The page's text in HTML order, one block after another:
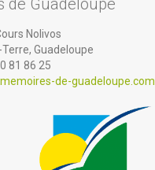
Nolivos
Guadeloupe
81 86 25
de-guadeloupe.com